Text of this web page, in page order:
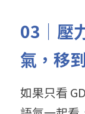
03｜壓
氣，移
如果只看